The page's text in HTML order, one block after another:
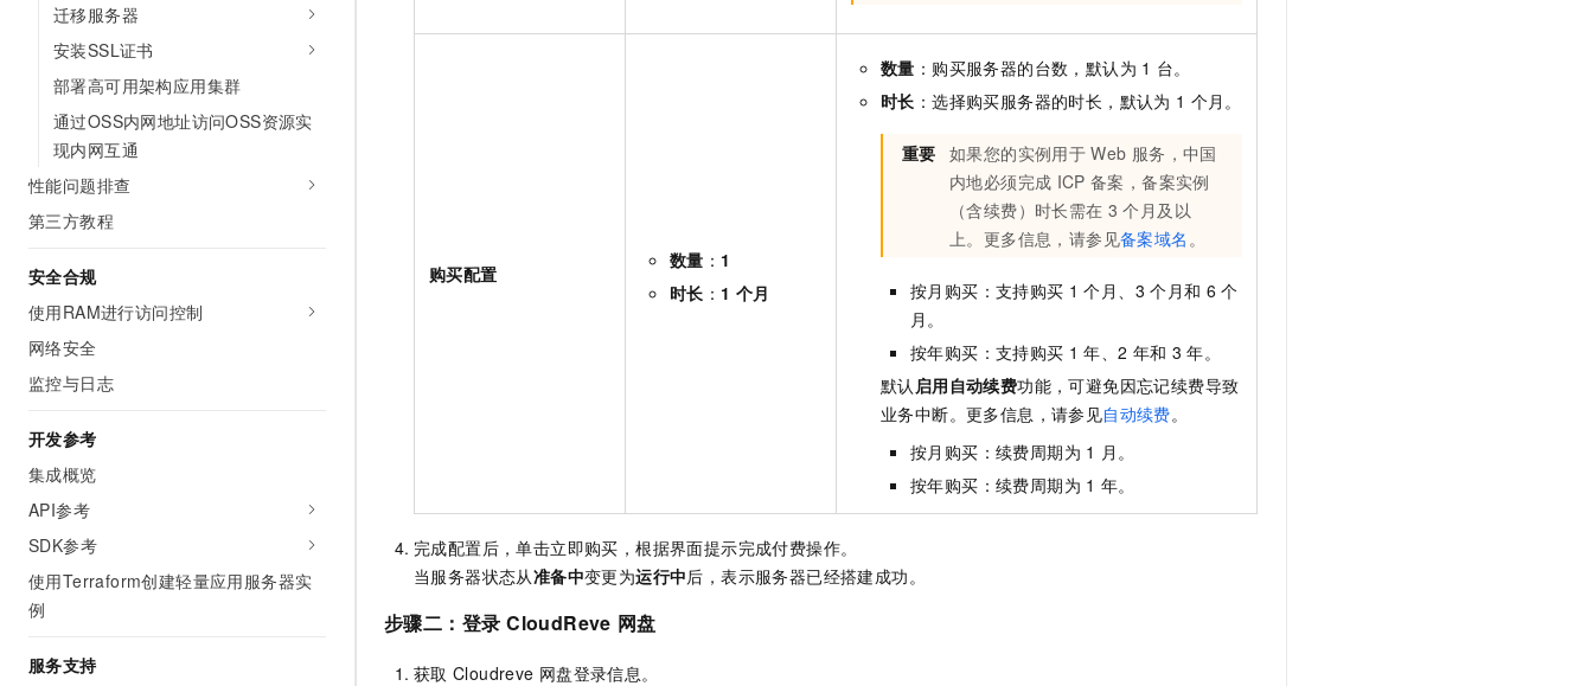
迁移服务器
安装SSL证书
部署高可用架构应用集群
通过OSS内网地址访问OSS资源实
现内网互通
性能问题排查
第三方教程
安全合规
使用RAM进行访问控制
网络安全
监控与日志
开发参考
集成概览
API参考
SDK参考
使用Terraform创建轻量应用服务器实
例
服务支持
购买配置
数量 ： 1
时长 ： 1 个月
数量 ：购买服务器的台数，默认为 1 台。
时长 ：选择购买服务器的时长，默认为 1 个月。
重要 如果您的实例用于 Web 服务，中国
内地必须完成 ICP 备案，备案实例
（含续费）时长需在 3 个月及以
上。更多信息，请参见备案域名 。
按月购买：支持购买 1 个月、3 个月和 6 个
月。
按年购买：支持购买 1 年、2 年和 3 年。
默认 启用自动续费功能，可避免因忘记续费导致
业务中断。更多信息，请参见自动续费。
按月购买：续费周期为 1 月。
按年购买：续费周期为 1 年。
完成配置后，单击立即购买，根据界面提示完成付费操作。
当服务器状态从准备中变更为运行中后，表示服务器已经搭建成功。
步骤二：登录 CloudReve 网盘
获取 Cloudreve 网盘登录信息。